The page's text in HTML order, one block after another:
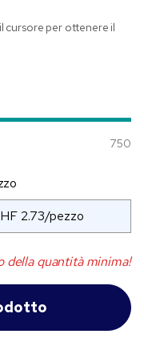
cursore per ottenere il
750
della quantità minima!